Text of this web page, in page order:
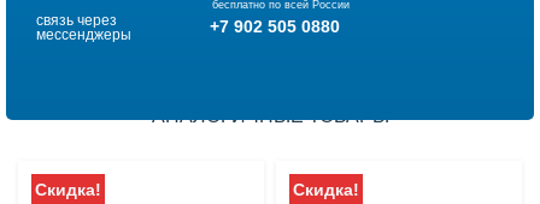
бесплатно по всей России
связь через
мессенджеры
+7 902 505 0880
АНАЛОГИЧНЫЕ ТОВАРЫ
Скидка! Скидка!